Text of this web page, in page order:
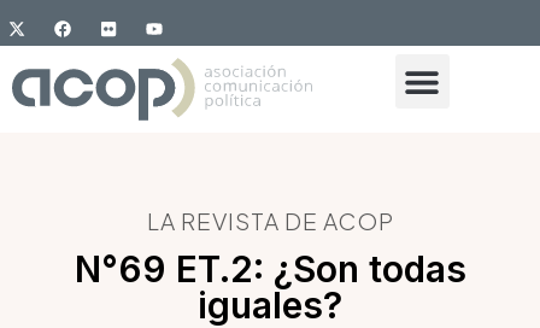
LA REVISTA DE ACOP
N°69 ET.2: ¿Son todas
iguales?